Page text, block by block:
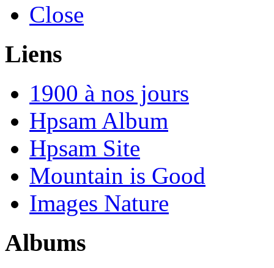
Close
Liens
1900 à nos jours
Hpsam Album
Hpsam Site
Mountain is Good
Images Nature
Albums